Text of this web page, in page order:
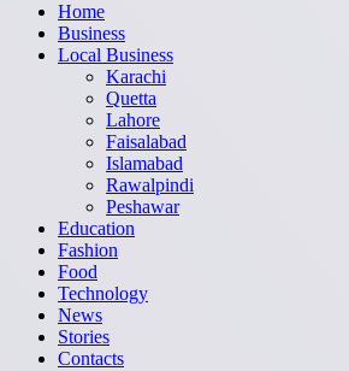
Home
Business
Local Business
Karachi
Quetta
Lahore
Faisalabad
Islamabad
Rawalpindi
Peshawar
Education
Fashion
Food
Technology
News
Stories
Contacts